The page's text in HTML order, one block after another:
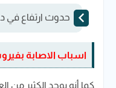
حدوث ارتفاع في
اسباب الاصابة
كما أنه يوجد الكثير من